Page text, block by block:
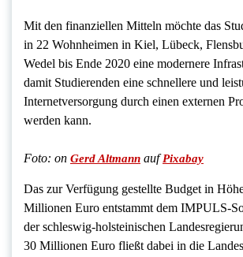
Mit den finanziellen Mitteln möchte das
in 22 Wohnheimen in Kiel, Lübeck,
Wedel bis Ende 2020 eine modernere
damit Studierenden eine schnellere und
Internetversorgung durch einen externen
werden kann.
Foto: on Gerd Altmann aufPixabay
Das zur Verfügung gestellte Budget in
Millionen Euro entstammt dem IMPULS-
der schleswig-holsteinischen
30 Millionen Euro fließt dabei in die